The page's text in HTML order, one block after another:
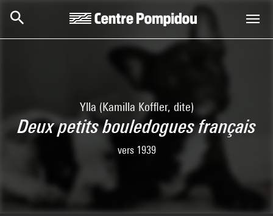
Ylla (Kamilla Koffler, dite)
Deux petits bouledogues français
vers 1939